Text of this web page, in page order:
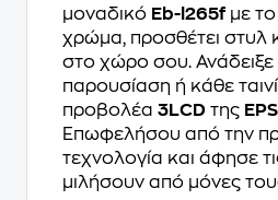
μοναδικό Eb-l265f με
χρώμα, προσθέτει στυλ
στο χώρο σου. Ανάδειξε
παρουσίαση ή κάθε
προβολέα 3LCD της
Επωφελήσου από την
τεχνολογία και άφησε
μιλήσουν από μόνες